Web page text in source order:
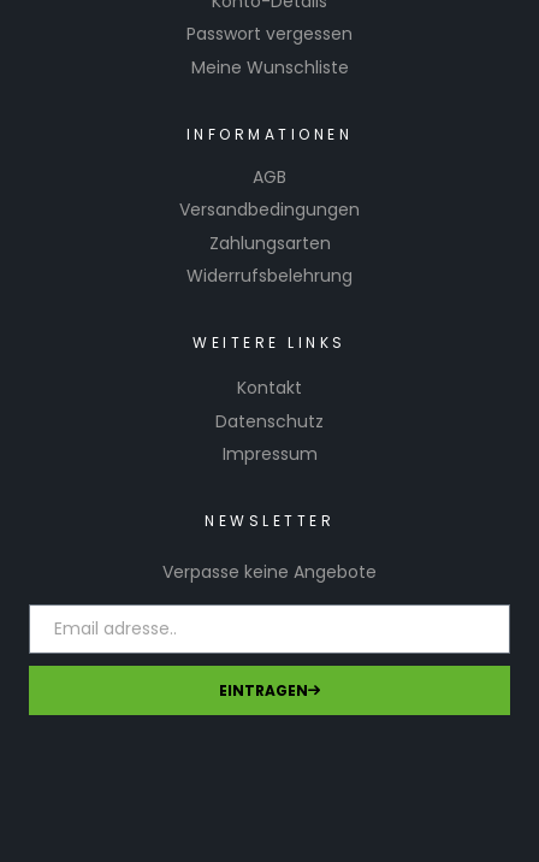
Passwort vergessen
Meine Wunschliste
INFORMATIONEN
AGB
Versandbedingungen
Zahlungsarten
Widerrufsbelehrung
WEITERE LINKS
Kontakt
Datenschutz
Impressum
NEWSLETTER
Verpasse keine Angebote
EINTRAGEN